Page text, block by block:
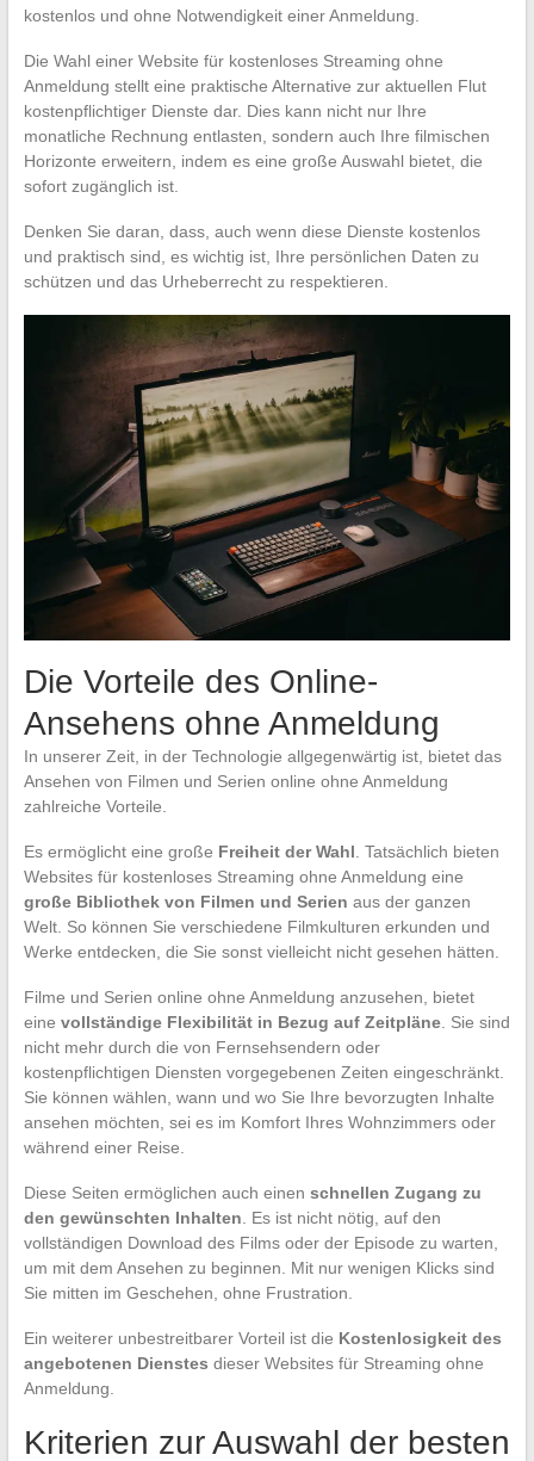
kostenlos und ohne Notwendigkeit einer Anmeldung.
Die Wahl einer Website für kostenloses Streaming ohne
Anmeldung stellt eine praktische Alternative zur aktuellen Flut
kostenpflichtiger Dienste dar. Dies kann nicht nur Ihre
monatliche Rechnung entlasten, sondern auch Ihre filmischen
Horizonte erweitern, indem es eine große Auswahl bietet, die
sofort zugänglich ist.
Denken Sie daran, dass, auch wenn diese Dienste kostenlos
und praktisch sind, es wichtig ist, Ihre persönlichen Daten zu
schützen und das Urheberrecht zu respektieren.
Die Vorteile des Online-
Ansehens ohne Anmeldung
In unserer Zeit, in der Technologie allgegenwärtig ist, bietet das
Ansehen von Filmen und Serien online ohne Anmeldung
zahlreiche Vorteile.
Es ermöglicht eine große Freiheit der Wahl . Tatsächlich bieten
Websites für kostenloses Streaming ohne Anmeldung eine
große Bibliothek von Filmen und Serien aus der ganzen
Welt. So können Sie verschiedene Filmkulturen erkunden und
Werke entdecken, die Sie sonst vielleicht nicht gesehen hätten.
Filme und Serien online ohne Anmeldung anzusehen, bietet
eine vollständige Flexibilität in Bezug auf Zeitpläne. Sie sind
nicht mehr durch die von Fernsehsendern oder
kostenpflichtigen Diensten vorgegebenen Zeiten eingeschränkt.
Sie können wählen, wann und wo Sie Ihre bevorzugten Inhalte
ansehen möchten, sei es im Komfort Ihres Wohnzimmers oder
während einer Reise.
Diese Seiten ermöglichen auch einen schnellen Zugang zu
den gewünschten Inhalten . Es ist nicht nötig, auf den
vollständigen Download des Films oder der Episode zu warten,
um mit dem Ansehen zu beginnen. Mit nur wenigen Klicks sind
Sie mitten im Geschehen, ohne Frustration.
Ein weiterer unbestreitbarer Vorteil ist die Kostenlosigkeit des
angebotenen Dienstes dieser Websites für Streaming ohne
Anmeldung.
Kriterien zur Auswahl der besten